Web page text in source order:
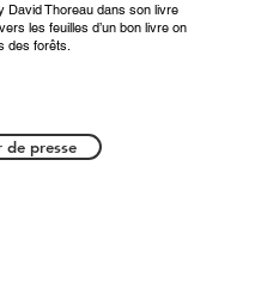
David Thoreau dans son livre
les feuilles d’un bon livre on
des forêts.
de presse